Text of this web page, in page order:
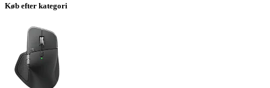
Køb efter kategori